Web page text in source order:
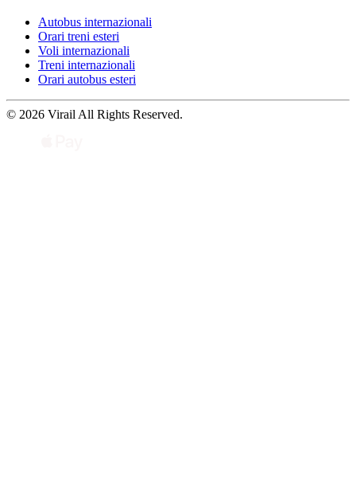
Autobus internazionali
Orari treni esteri
Voli internazionali
Treni internazionali
Orari autobus esteri
© 2026 Virail All Rights Reserved.